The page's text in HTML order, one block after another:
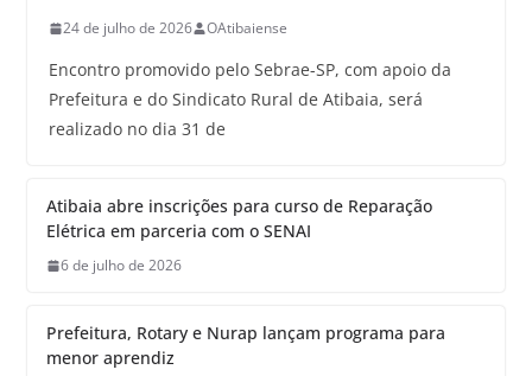
24 de julho de 2026 OAtibaiense
Encontro promovido pelo Sebrae-SP, com apoio da
Prefeitura e do Sindicato Rural de Atibaia, será
realizado no dia 31 de
Atibaia abre inscrições para curso de Reparação
Elétrica em parceria com o SENAI
6 de julho de 2026
Prefeitura, Rotary e Nurap lançam programa para
menor aprendiz